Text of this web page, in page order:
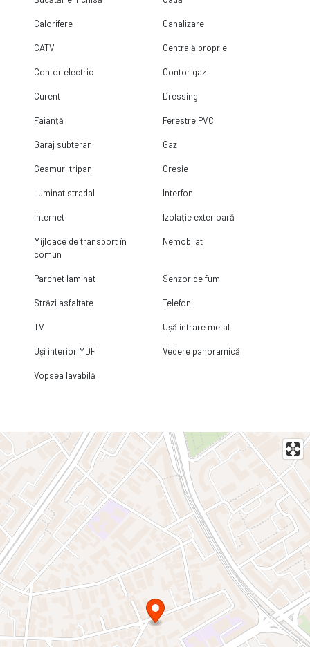
Calorifere Canalizare
CATV Centrală proprie
Contor electric Contor gaz
Curent Dressing
Faianță Ferestre PVC
Garaj subteran Gaz
Geamuri tripan Gresie
Iluminat stradal Interfon
Internet Izolație exterioară
Mijloace de transport în
comun
Nemobilat
Parchet laminat Senzor de fum
Străzi asfaltate Telefon
TV Ușă intrare metal
Uși interior MDF Vedere panoramică
Vopsea lavabilă